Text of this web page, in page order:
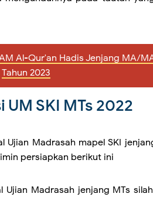
Al-Qur'an Hadis Jenjang MA/
Tahun 2023
SKI MTs 2022
Ujian Madrasah mapel SKI
persiapkan berikut ini
Ujian Madrasah jenjang MTs